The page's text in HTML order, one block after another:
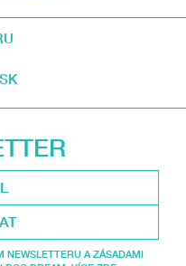
NEWSLETTERU A ZÁSADAMI